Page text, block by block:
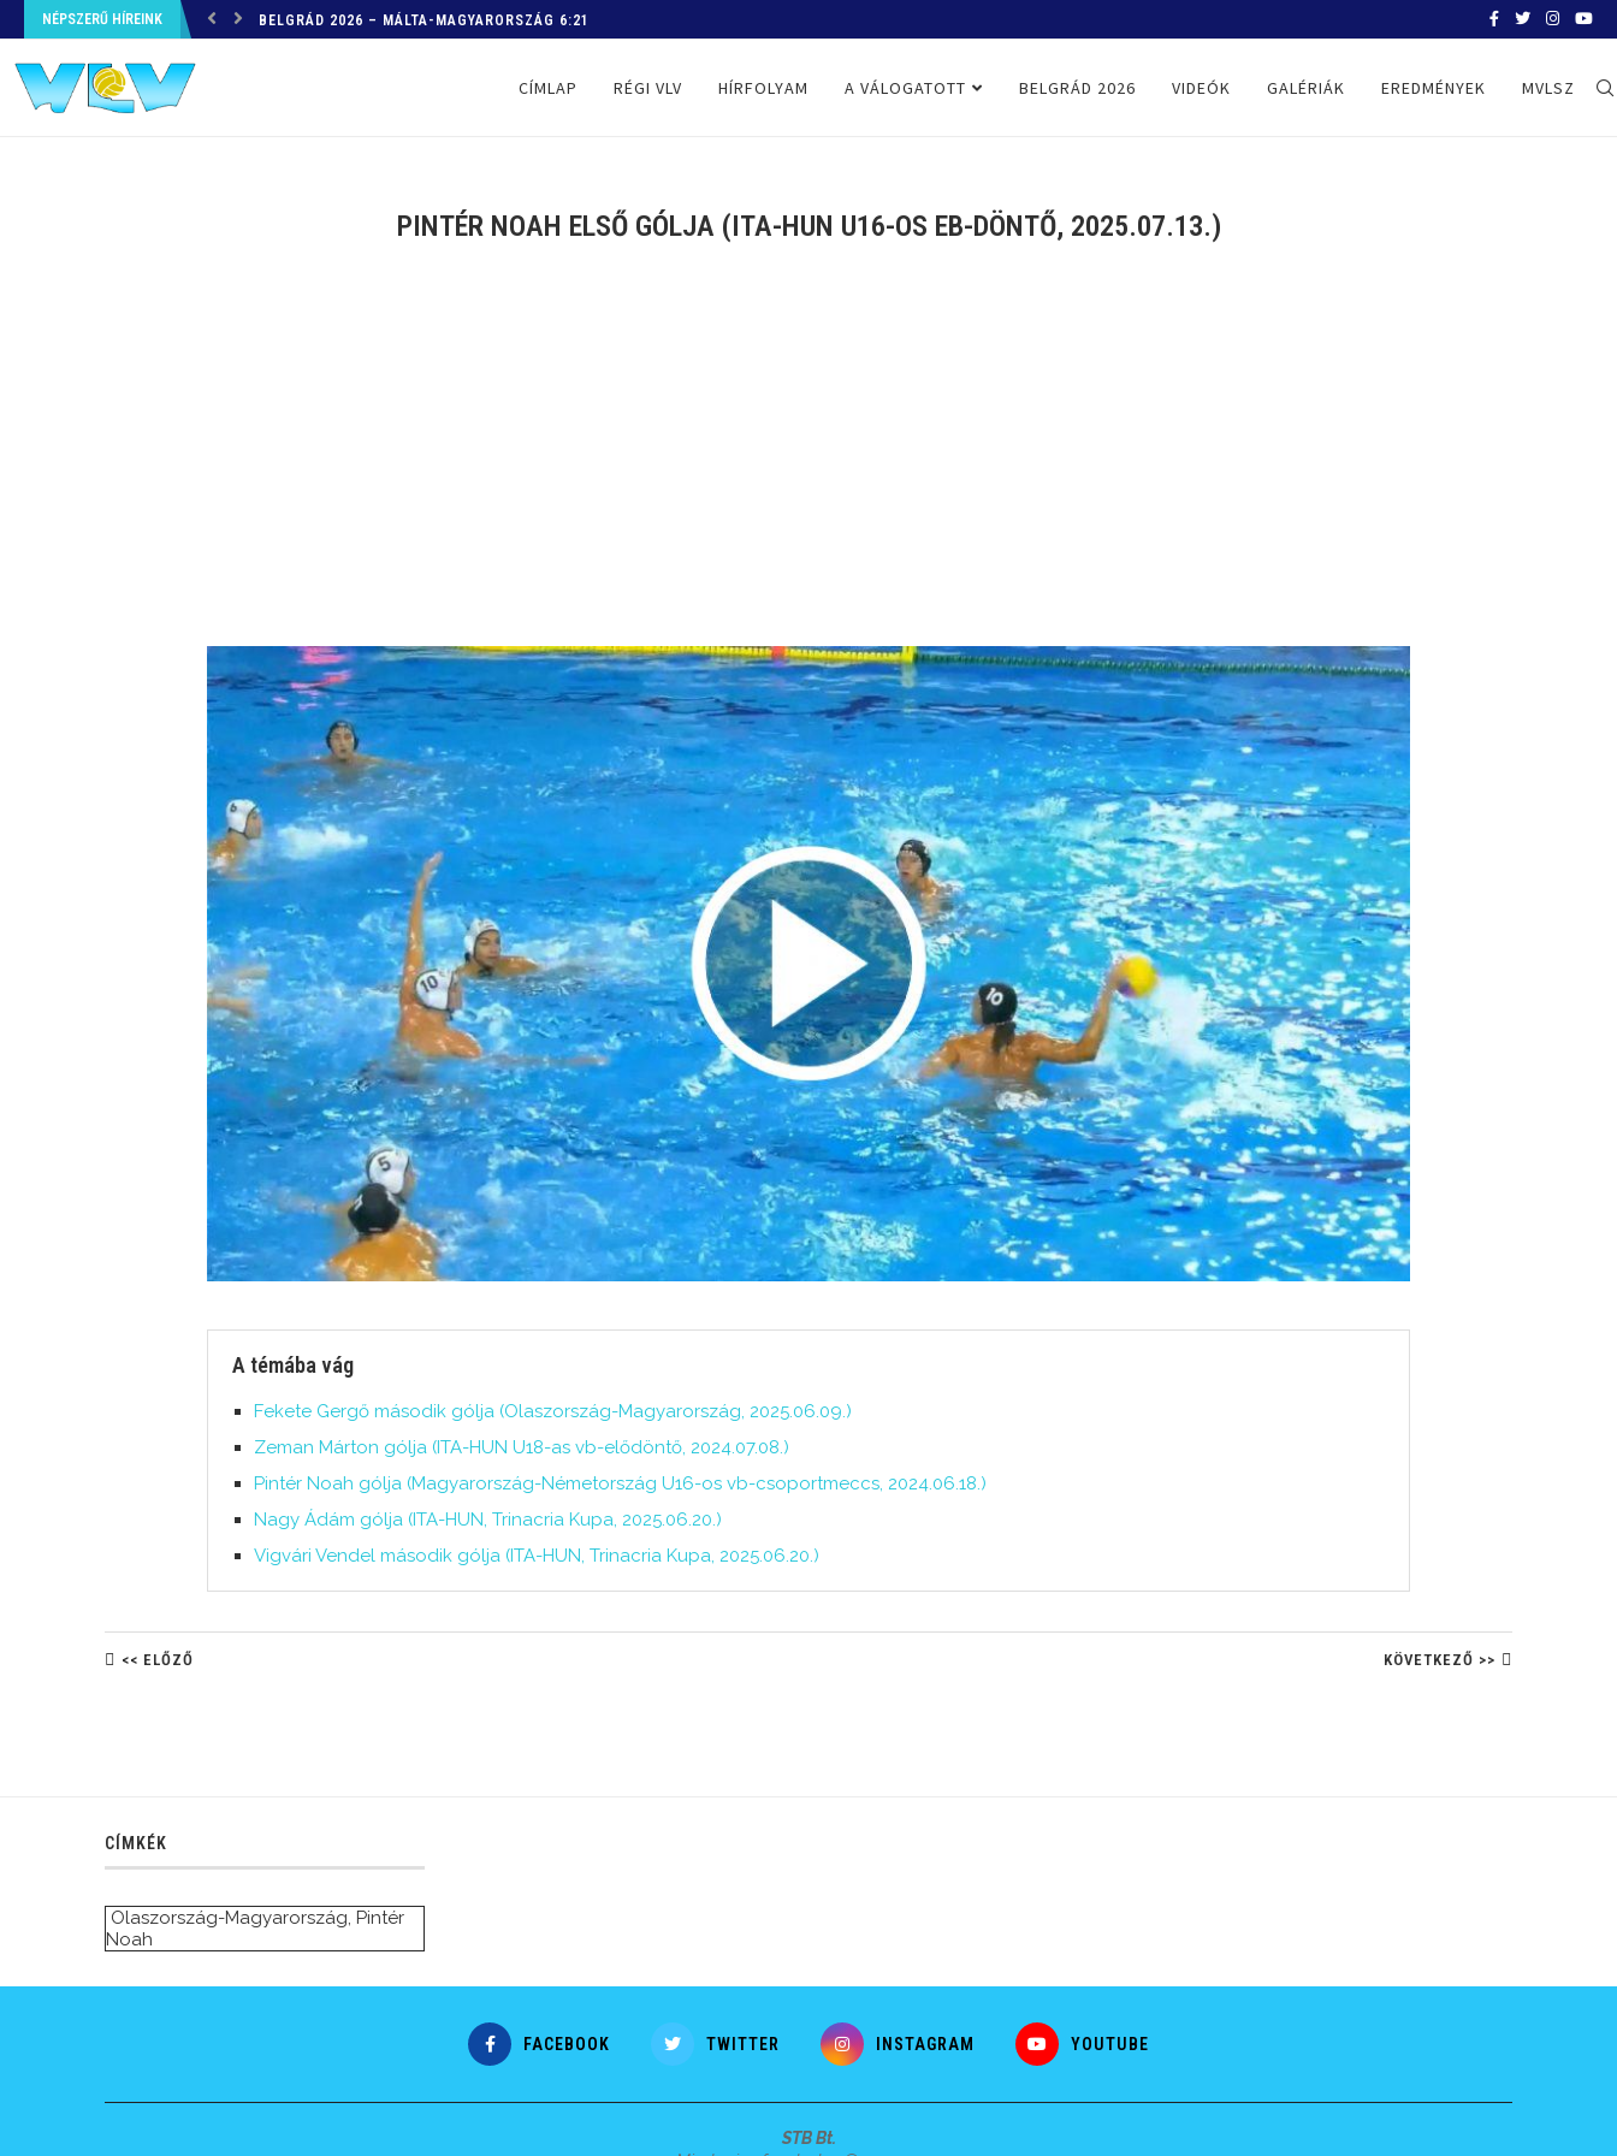
NÉPSZERŰ HÍREINK HELYZETKÉP AZ EB-RŐL – A TOVÁBBI PROGRAM
CÍMLAP RÉGI VLV HÍRFOLYAM A VÁLOGATOTT BELGRÁD 2026 VIDEÓK GALÉRIÁK EREDMÉNYEK MVLSZ
PINTÉR NOAH ELSŐ GÓLJA (ITA-HUN U16-OS EB-DÖNTŐ, 2025.07.13.)
A témába vág
Fekete Gergő második gólja (Olaszország-Magyarország, 2025.06.09.)
Zeman Márton gólja (ITA-HUN U18-as vb-elődöntő, 2024.07.08.)
Pintér Noah gólja (Magyarország-Németország U16-os vb-csoportmeccs, 2024.06.18.)
Nagy Ádám gólja (ITA-HUN, Trinacria Kupa, 2025.06.20.)
Vigvári Vendel második gólja (ITA-HUN, Trinacria Kupa, 2025.06.20.)
<< ELŐZŐ KÖVETKEZŐ >>
CÍMKÉK
Olaszország-Magyarország, Pintér
Noah
FACEBOOK TWITTER INSTAGRAM YOUTUBE
STB Bt.